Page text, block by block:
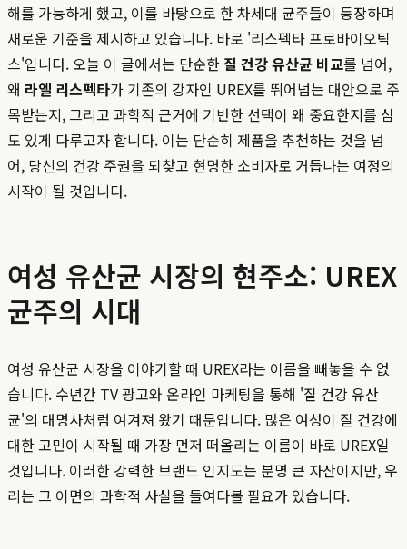
해를 가능하게 했고, 이를 바탕으로 한 차세대 균주들이 등장하며
새로운 기준을 제시하고 있습니다. 바로 '리스펙타 프로바이오틱
스'입니다. 오늘 이 글에서는 단순한 질 건강 유산균 비교를 넘어,
왜 라엘 리스펙타가 기존의 강자인 UREX를 뛰어넘는 대안으로 주
목받는지, 그리고 과학적 근거에 기반한 선택이 왜 중요한지를 심
도 있게 다루고자 합니다. 이는 단순히 제품을 추천하는 것을 넘
어, 당신의 건강 주권을 되찾고 현명한 소비자로 거듭나는 여정의
시작이 될 것입니다.
여성 유산균 시장의 현주소: UREX
균주의 시대
여성 유산균 시장을 이야기할 때 UREX라는 이름을 빼놓을 수 없
습니다. 수년간 TV 광고와 온라인 마케팅을 통해 '질 건강 유산
균'의 대명사처럼 여겨져 왔기 때문입니다. 많은 여성이 질 건강에
대한 고민이 시작될 때 가장 먼저 떠올리는 이름이 바로 UREX일
것입니다. 이러한 강력한 브랜드 인지도는 분명 큰 자산이지만, 우
리는 그 이면의 과학적 사실을 들여다볼 필요가 있습니다.